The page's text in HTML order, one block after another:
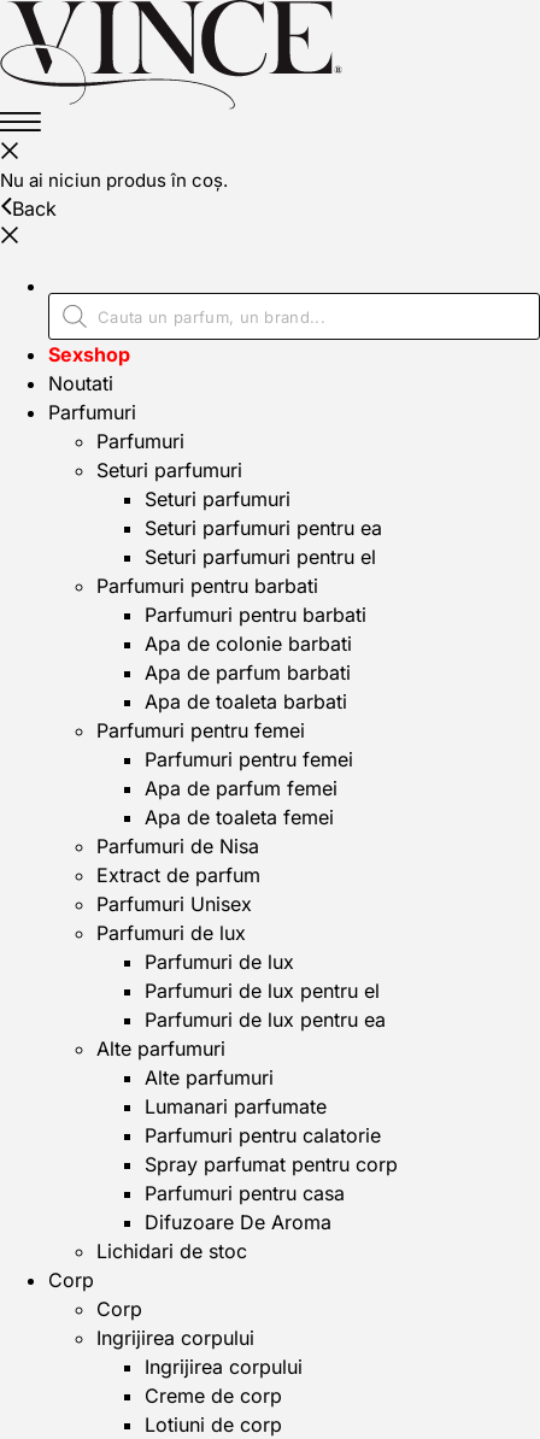
Nu ai niciun produs în coș.
Back
Sexshop
Noutati
Parfumuri
Parfumuri
Seturi parfumuri
Seturi parfumuri
Seturi parfumuri pentru ea
Seturi parfumuri pentru el
Parfumuri pentru barbati
Parfumuri pentru barbati
Apa de colonie barbati
Apa de parfum barbati
Apa de toaleta barbati
Parfumuri pentru femei
Parfumuri pentru femei
Apa de parfum femei
Apa de toaleta femei
Parfumuri de Nisa
Extract de parfum
Parfumuri Unisex
Parfumuri de lux
Parfumuri de lux
Parfumuri de lux pentru el
Parfumuri de lux pentru ea
Alte parfumuri
Alte parfumuri
Lumanari parfumate
Parfumuri pentru calatorie
Spray parfumat pentru corp
Parfumuri pentru casa
Difuzoare De Aroma
Lichidari de stoc
Corp
Corp
Ingrijirea corpului
Ingrijirea corpului
Creme de corp
Lotiuni de corp